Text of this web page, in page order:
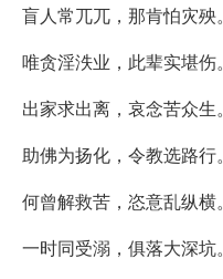
盲人常兀兀，那肯怕灾殃。
唯贪淫泆业，此辈实堪伤。
出家求出离，哀念苦众生。
助佛为扬化，令教选路行。
何曾解救苦，恣意乱纵横。
一时同受溺，俱落大深坑。